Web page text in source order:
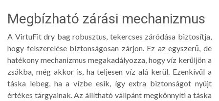
Megbízható zárási mechanizmus
A VirtuFit dry bag robusztus, tekercses záródása biztosítja,
hogy felszerelése biztonságosan zárjon. Ez az egyszerű, de
hatékony mechanizmus megakadályozza, hogy víz kerüljön a
zsákba, még akkor is, ha teljesen víz alá kerül. Ezenkívül a
táska lebeg, ha a vízbe esik, így extra biztonságot nyújt
értékes tárgyainak. Az állítható vállpánt megkönnyíti a táska